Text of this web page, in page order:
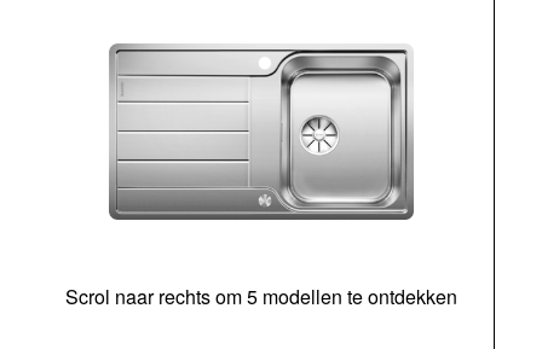
Scrol naar rechts om 5 modellen te ontdekken